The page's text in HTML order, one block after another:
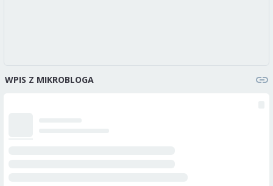
WPIS Z MIKROBLOGA